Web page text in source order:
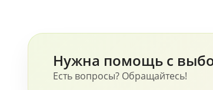
Нужна помощь с
Есть вопросы? Обращайтесь!